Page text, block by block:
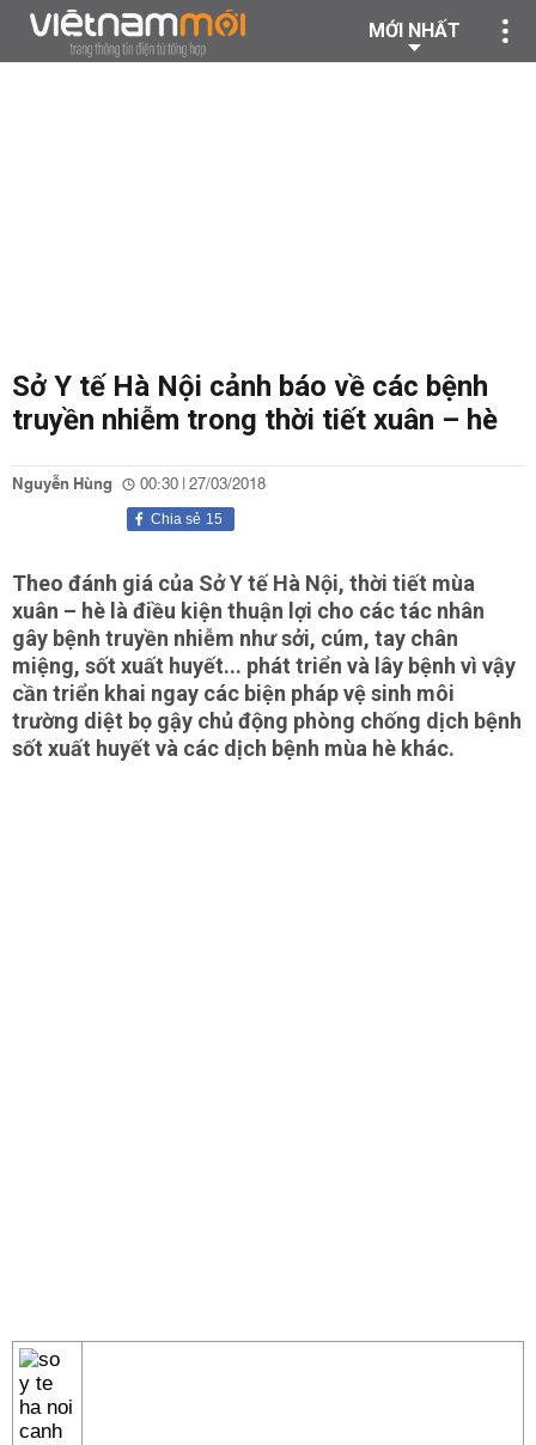
MỚI NHẤT
Sở Y tế Hà Nội cảnh báo về các bệnh
truyền nhiễm trong thời tiết xuân – hè
Nguyễn Hùng 00:30 | 27/03/2018
15
Chia sẻ
Theo đánh giá của Sở Y tế Hà Nội, thời tiết mùa
xuân – hè là điều kiện thuận lợi cho các tác nhân
gây bệnh truyền nhiễm như sởi, cúm, tay chân
miệng, sốt xuất huyết... phát triển và lây bệnh vì vậy
cần triển khai ngay các biện pháp vệ sinh môi
trường diệt bọ gậy chủ động phòng chống dịch bệnh
sốt xuất huyết và các dịch bệnh mùa hè khác.